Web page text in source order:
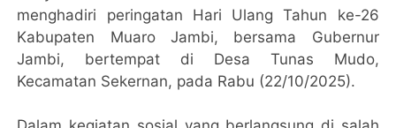
menghadiri peringatan Hari Ulang Tahun ke-26
Kabupaten Muaro Jambi, bersama Gubernur
Jambi, bertempat di Desa Tunas Mudo,
Kecamatan Sekernan, pada Rabu (22/10/2025).